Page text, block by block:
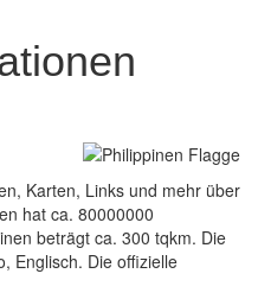
Karten, Links und mehr über
hat ca. 80000000
beträgt ca. 300 tqkm. Die
Englisch. Die offizielle